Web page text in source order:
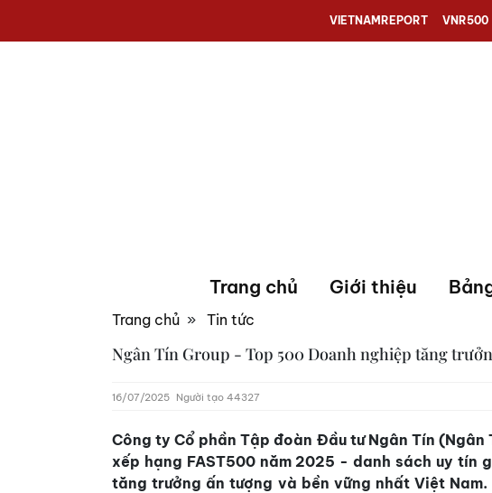
VIETNAMREPORT VNR500
Trang chủ Giới thiệu
Trang chủ » Tin tức
Ngân Tín Group - Top 500 Doanh nghiệp tăng
16/07/2025 Người tạo 44327
Công ty Cổ phần Tập đoàn Đầu tư Ngân Tín
xếp hạng FAST500 năm 2025 - danh sách uy tín
tăng trưởng ấn tượng và bền vững nhất Việt